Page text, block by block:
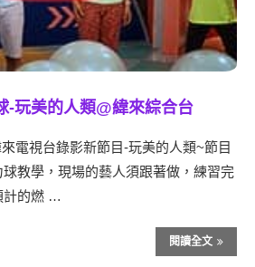
-玩美的人類@緯來綜合台
電視台錄影新節目-玩美的人類~節目
教學，現場的藝人須跟著做，練習完
計的燃 …
閱讀全文